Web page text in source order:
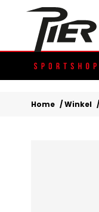
Home /Winkel /